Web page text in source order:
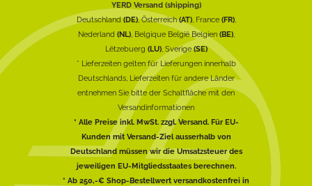
YERD Versand (shipping)
Deutschland(DE), Österreich(AT), France (FR),
Nederland (NL), Belgique België Belgien (BE),
Lëtzebuerg (LU), Sverige(SE)
* Lieferzeiten gelten für Lieferungen innerhalb
Deutschlands, Lieferzeiten für andere Länder
entnehmen Sie bitte der Schaltfläche mit den
Versandinformationen
* Alle Preise inkl. MwSt. zzgl. Versand. Für EU-
Kunden mit Versand-Ziel ausserhalb von
Deutschland müssen wir die Umsatzsteuer des
jeweiligen EU-Mitgliedsstaates berechnen.
* Ab 250,-€ Shop-Bestellwert versandkostenfrei in